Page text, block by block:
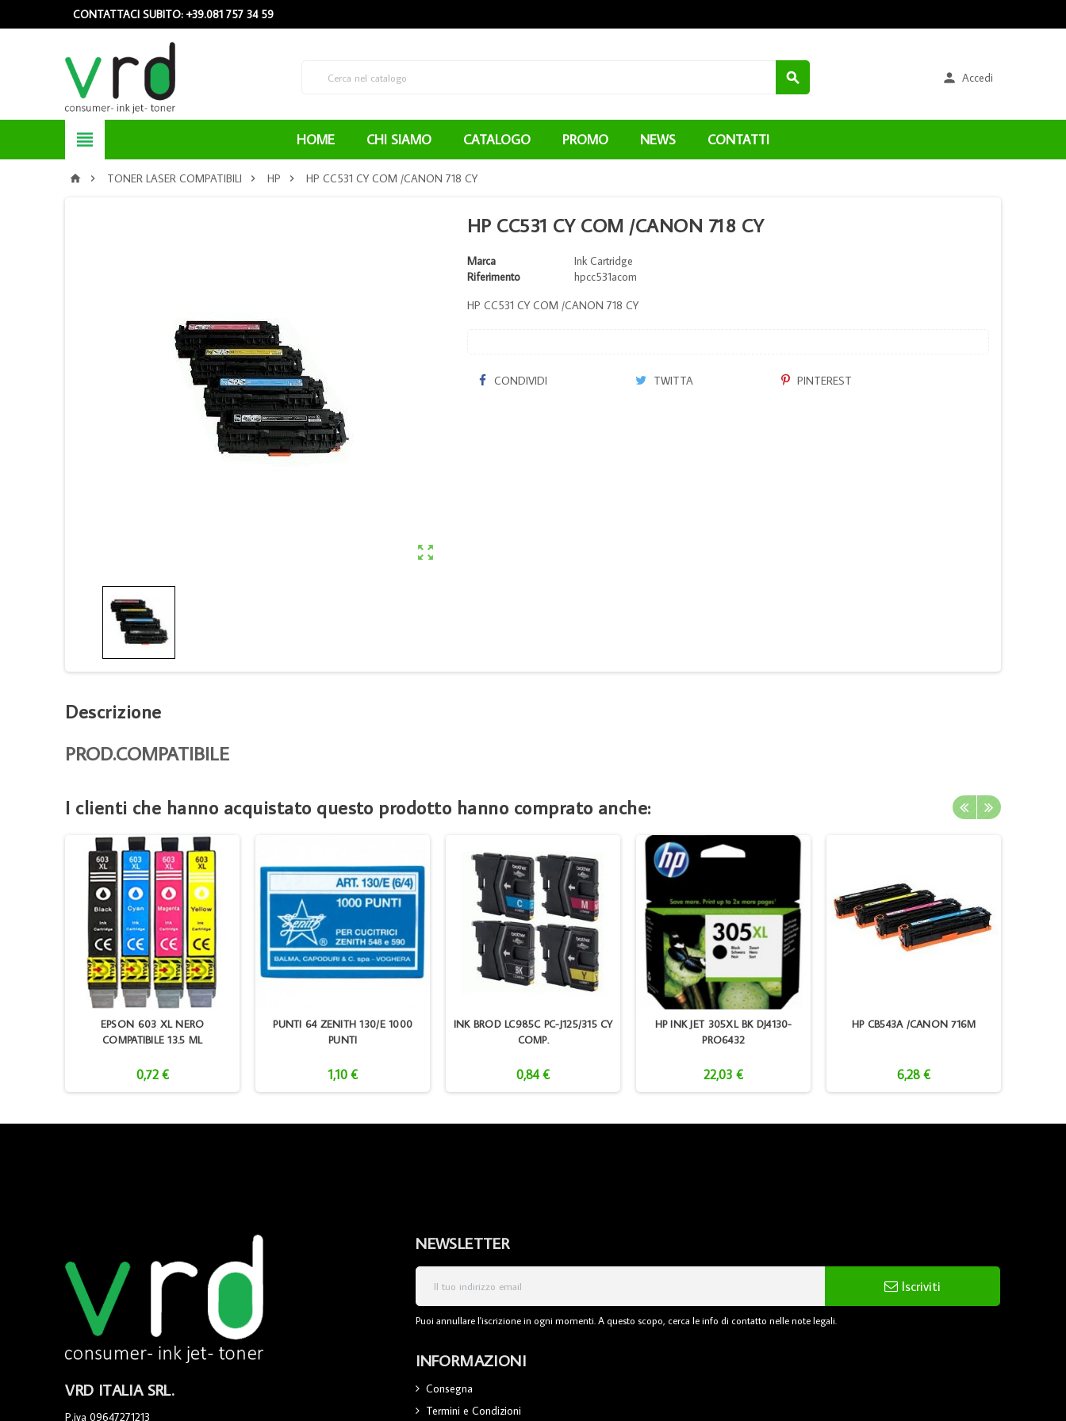
CONTATTACI SUBITO: +39.081 757 34 59
  Accedi
 HOME CHI SIAMO CATALOGO PROMO NEWS CONTATTI
  TONER LASER COMPATIBILI  HP  HP CC531 CY COM /CANON 718 CY

HP CC531 CY COM /CANON 718 CY
Marca
Ink Cartridge
Riferimento
hpcc531acom
HP CC531 CY COM /CANON 718 CY
CONDIVIDI TWITTA PINTEREST
Descrizione
PROD.COMPATIBILE
I clienti che hanno acquistato questo prodotto hanno comprato anche:
EPSON 603 XL NERO
COMPATIBILE 13.5 ML
0,72 €
PUNTI 64 ZENITH 130/E 1000
PUNTI
1,10 €
INK BROD LC985C PC-J125/315 CY
COMP.
0,84 €
HP INK JET 305XL BK DJ4130-
PRO6432
22,03 €
HP CB543A /CANON 716M
6,28 €
VRD ITALIA SRL.
P.iva 09647271213
NEWSLETTER
Iscriviti
Puoi annullare l'iscrizione in ogni momenti. A questo scopo, cerca le info di contatto nelle note legali.
INFORMAZIONI
Consegna
Termini e Condizioni